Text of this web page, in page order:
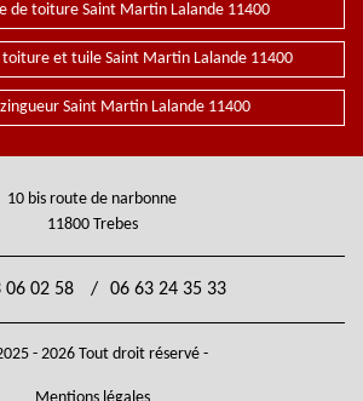
de toiture Saint Martin Lalande 11400
toiture et tuile Saint Martin Lalande 11400
Saint Martin Lalande 11400
10 bis route de narbonne
11800 Trebes
06 02 58 / 06 63 24 35 33
- 2026 Tout droit réservé -